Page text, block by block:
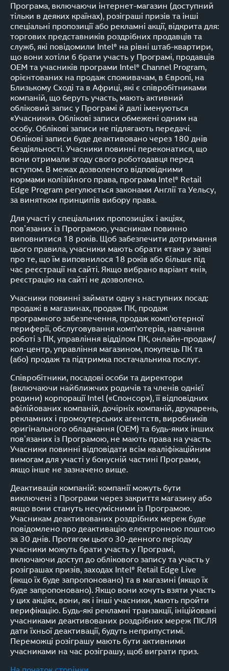
Програма, включаючи інтернет-магазин (доступний
тільки в деяких країнах), розіграші призів та інші
спеціальні пропозиції або рекламні акції, відкрита для:
торгових представників роздрібних продавців та
служб, які повідомили Intel® на рівні штаб-квартири,
що вони хотіли б брати участь у Програмі, продавців
OEM та учасників програми Intel® Channel Program,
орієнтованих на продаж споживачам, в Європі, на
Близькому Сході та в Африці, які є співробітниками
компаній, що беруть участь, мають активний
обліковий запис у Програмі й далі іменуються
«Учасники». Облікові записи обмежені одним на
особу. Облікові записи не підлягають передачі.
Облікові записи буде деактивовано через 180 днів
бездіяльності. Учасники повинні переконатися, що
вони отримали згоду свого роботодавця перед
вступом. В межах дозволеного відповідними
нормами колізійного права, програма Intel® Retail
Edge Program регулюється законами Англії та Уельсу,
за винятком принципів вибору права.
Для участі у спеціальних пропозиціях і акціях,
пов’язаних із Програмою, учасникам повинно
виповнитися 18 років. Щоб забезпечити дотримання
цього правила, учасники мають обрати «так» у заяві
про те, що їм виповнилося 18 років або більше під
час реєстрації на сайті. Якщо вибрано варіант «ні»,
реєстрацію на сайті не дозволено.
Учасники повинні займати одну з наступних посад:
продажі в магазинах, продаж ПК, продаж
програмного забезпечення, продаж комп'ютерної
периферії, обслуговування комп'ютерів, навчання
роботі з ПК, управління відділом ПК, онлайн-продаж/
кол-центр, управління магазином, покупець ПК та
(або) продаж та підтримка постачальника послуг.
Співробітники, посадові особи та директори
(включаючи найближчих родичів та членів однієї
родини) корпорації Intel («Спонсор»), її відповідних
афілійованих компаній, дочірніх компаній, друкарень,
рекламних і промоутерських агентств, виробників
оригінального обладнання (OEM) та будь-яких інших
пов’язаних із Програмою, не мають права на участь.
Учасники повинні відповідати всім кваліфікаційним
вимогам для участі у бонусній частині Програми,
якщо інше не зазначено вище.
Деактивація компаній: компанії можуть бути
виключені з Програми через закриття магазину або
якщо вони стануть несумісними із Програмою.
Учасникам деактивованих роздрібних мереж буде
повідомлено про деактивацію електронною поштою
за 30 днів. Протягом цього 30-денного періоду
учасники можуть брати участь у Програмі,
включаючи доступ до облікового запису та участь у
розіграшах призів, заходах Intel® Retail Edge Live
(якщо їх буде запропоновано) та в магазині (якщо їх
буде запропоновано). Якщо вони хочуть взяти участь
у цих акціях, вони, як і інші учасники, мають пройти
верифікацію. Будь-які рекламні транзакції, ініційовані
учасниками деактивованих роздрібних мереж ПІСЛЯ
дати їхньої деактивації, будуть неприпустимі.
Переможці розіграшу мають бути активними
учасниками на час розіграшу, щоб виграти приз.